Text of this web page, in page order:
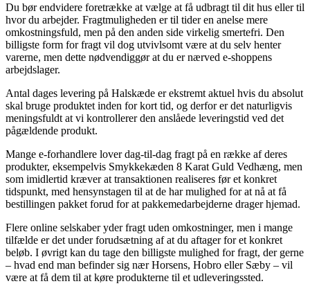
Du bør endvidere foretrække at vælge at få udbragt til dit hus eller til
hvor du arbejder. Fragtmuligheden er til tider en anelse mere
omkostningsfuld, men på den anden side virkelig smertefri. Den
billigste form for fragt vil dog utvivlsomt være at du selv henter
varerne, men dette nødvendiggør at du er nærved e-shoppens
arbejdslager.
Antal dages levering på Halskæde er ekstremt aktuel hvis du absolut
skal bruge produktet inden for kort tid, og derfor er det naturligvis
meningsfuldt at vi kontrollerer den anslåede leveringstid ved det
pågældende produkt.
Mange e-forhandlere lover dag-til-dag fragt på en række af deres
produkter, eksempelvis Smykkekæden 8 Karat Guld Vedhæng, men
som imidlertid kræver at transaktionen realiseres før et konkret
tidspunkt, med hensynstagen til at de har mulighed for at nå at få
bestillingen pakket forud for at pakkemedarbejderne drager hjemad.
Flere online selskaber yder fragt uden omkostninger, men i mange
tilfælde er det under forudsætning af at du aftager for et konkret
beløb. I øvrigt kan du tage den billigste mulighed for fragt, der gerne
– hvad end man befinder sig nær Horsens, Hobro eller Sæby – vil
være at få dem til at køre produkterne til et udleveringssted.